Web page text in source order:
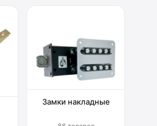
Замки накладные